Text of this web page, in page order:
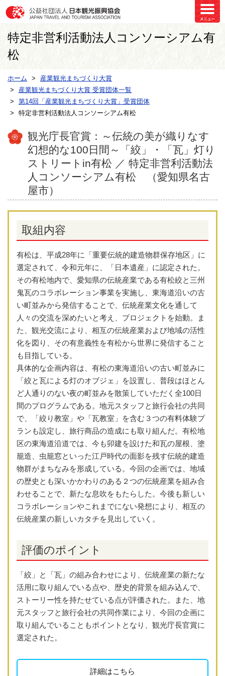
特定非営利活動法人コンソーシアム有
松
ホーム
産業観光まちづくり大賞
産業観光まちづくり大賞 受賞団体一覧
第14回「産業観光まちづくり大賞」受賞団体
特定非営利活動法人コンソーシアム有松
観光庁長官賞：～伝統の美が織りなす
幻想的な100日間～「絞」・「瓦」灯り
ストリートin有松 ／ 特定非営利活動法
人コンソーシアム有松 （愛知県名古
屋市）
取組内容
有松は、平成28年に「重要伝統的建造物群保存地区」に
選定されて、令和元年に、「日本遺産」に認定された。
その有松地内で、愛知県の伝統産業である有松絞と三州
鬼瓦のコラボレーション事業を実施し、東海道沿いの古
い町並みから発信することで、伝統産業文化を通して
人々の交流を深めたいと考え、プロジェクトを始動。ま
た、観光交流により、相互の伝統産業および地域の活性
化を図り、その有意義性を有松から世界に発信すること
も目指している。
具体的な企画内容は、有松の東海道沿いの古い町並みに
「絞と瓦による灯のオブジェ」を設置し、普段はほとん
ど人通りのない夜の町並みを散策していただく全100日
間のプログラムである。地元スタッフと旅行会社の共同
で、「絞り教室」や「瓦教室」を含む３つの有料体験プ
ランも設定し、旅行商品の造成にも取り組んだ。有松地
区の東海道沿道では、今も卯建を設けた和瓦の屋根、塗
籠造、虫籠窓といった江戸時代の面影を残す伝統的建造
物群がまちなみを形成している。今回の企画では、地域
の歴史とも深いかかわりのある２つの伝統産業を組み合
わせることで、新たな息吹をもたらした。今後も新しい
コラボレーションやこれまでにない発想により、相互の
伝統産業の新しいカタチを見出していく。
評価のポイント
「絞」と「瓦」の組み合わせにより、伝統産業の新たな
活用に取り組んでいる点や、歴史的背景を組み込んで、
ストーリー性を持たせている点が評価された。また、地
元スタッフと旅行会社の共同作業により、今回の企画に
取り組んでいることもポイントとなり、観光庁長官賞に
選定された。
詳細はこちら